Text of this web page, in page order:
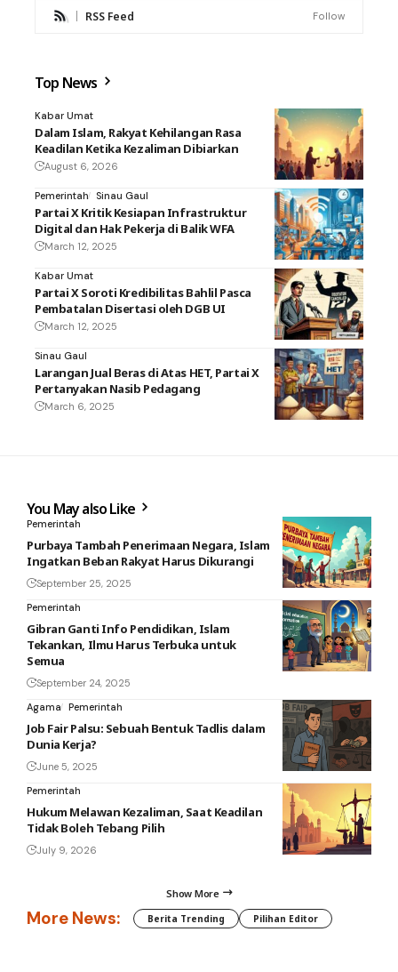
RSS Feed Follow
Top News
Kabar Umat
Dalam Islam, Rakyat Kehilangan Rasa
Keadilan Ketika Kezaliman Dibiarkan
August 6, 2026
Pemerintah Sinau Gaul
Partai X Kritik Kesiapan Infrastruktur
Digital dan Hak Pekerja di Balik WFA
March 12, 2025
Kabar Umat
Partai X Soroti Kredibilitas Bahlil Pasca
Pembatalan Disertasi oleh DGB UI
March 12, 2025
Sinau Gaul
Larangan Jual Beras di Atas HET, Partai X
Pertanyakan Nasib Pedagang
March 6, 2025
You May also Like
Pemerintah
Purbaya Tambah Penerimaan Negara, Islam
Ingatkan Beban Rakyat Harus Dikurangi
September 25, 2025
Pemerintah
Gibran Ganti Info Pendidikan, Islam
Tekankan, Ilmu Harus Terbuka untuk
Semua
September 24, 2025
Agama Pemerintah
Job Fair Palsu: Sebuah Bentuk Tadlis dalam
Dunia Kerja?
June 5, 2025
Pemerintah
Hukum Melawan Kezaliman, Saat Keadilan
Tidak Boleh Tebang Pilih
July 9, 2026
Show More
More News: Berita Trending Pilihan Editor